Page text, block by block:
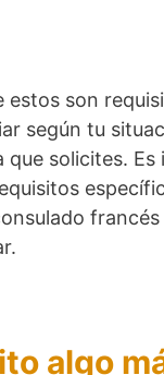
estos son
según tu
que solicites.
algo